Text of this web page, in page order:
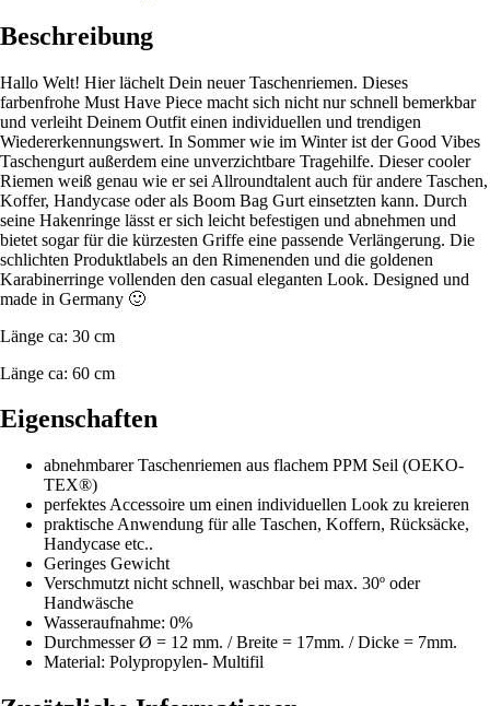
Beschreibung
Hallo Welt! Hier lächelt Dein neuer Taschenriemen. Dieses
farbenfrohe Must Have Piece macht sich nicht nur schnell bemerkbar
und verleiht Deinem Outfit einen individuellen und trendigen
Wiedererkennungswert. In Sommer wie im Winter ist der Good Vibes
Taschengurt außerdem eine unverzichtbare Tragehilfe. Dieser cooler
Riemen weiß genau wie er sei Allroundtalent auch für andere Taschen,
Koffer, Handycase oder als Boom Bag Gurt einsetzten kann. Durch
seine Hakenringe lässt er sich leicht befestigen und abnehmen und
bietet sogar für die kürzesten Griffe eine passende Verlängerung. Die
schlichten Produktlabels an den Rimenenden und die goldenen
Karabinerringe vollenden den casual eleganten Look. Designed und
made in Germany 🙂
Länge ca: 30 cm
Länge ca: 60 cm
Eigenschaften
abnehmbarer Taschenriemen aus flachem PPM Seil (OEKO-
TEX®)
perfektes Accessoire um einen individuellen Look zu kreieren
praktische Anwendung für alle Taschen, Koffern, Rücksäcke,
Handycase etc..
Geringes Gewicht
Verschmutzt nicht schnell, waschbar bei max. 30º oder
Handwäsche
Wasseraufnahme: 0%
Durchmesser Ø = 12 mm. / Breite = 17mm. / Dicke = 7mm.
Material: Polypropylen- Multifil